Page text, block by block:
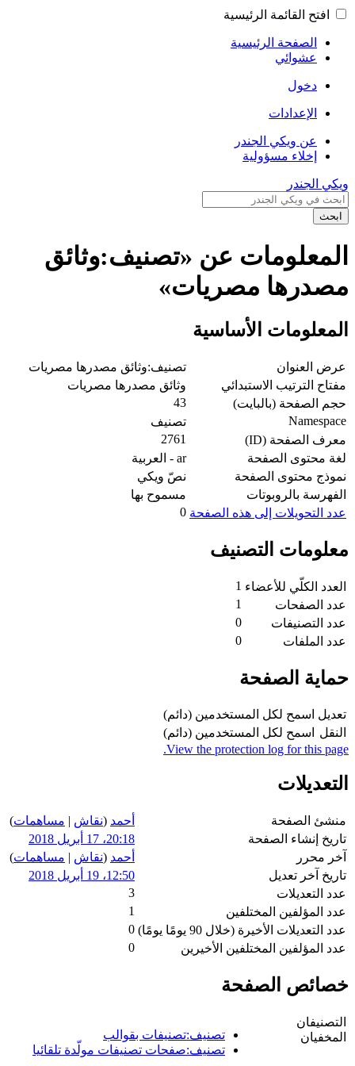
افتح القائمة الرئيسية
الصفحة الرئيسية
عشوائي
دخول
الإعدادات
عن ويكي الجندر
إخلاء مسؤولية
ويكي الجندر
ابحث
المعلومات عن «تصنيف:وثائق
مصدرها مصريات»
المعلومات الأساسية
عرض العنوان
تصنيف:وثائق مصدرها مصريات
مفتاح الترتيب الاستبدائي
وثائق مصدرها مصريات
حجم الصفحة (بالبايت)
43
Namespace
تصنيف
معرف الصفحة (ID)
2761
لغة محتوى الصفحة
ar - العربية
نموذج محتوى الصفحة
نصّ ويكي
الفهرسة بالروبوتات
مسموح بها
عدد التحويلات إلى هذه الصفحة 0
معلومات التصنيف
العدد الكلّي للأعضاء 1
عدد الصفحات
1
عدد التصنيفات
0
عدد الملفات
0
حماية الصفحة
تعديل اسمح لكل المستخدمين (دائم)
النقل
اسمح لكل المستخدمين (دائم)
View the protection log for this page.
التعديلات
منشئ الصفحة أحمد (نقاش | مساهمات)
تاريخ إنشاء الصفحة
20:18، 17 أبريل 2018
آخر محرر
أحمد (نقاش | مساهمات)
تاريخ آخر تعديل
12:50، 19 أبريل 2018
عدد التعديلات
3
عدد المؤلفين المختلفين
1
عدد التعديلات الأخيرة (خلال 90 يومًا يومًا)
0
عدد المؤلفين المختلفين الأخيرين
0
خصائص الصفحة
التصنيفان
المخفيان
تصنيف:تصنيفات بقوالب
تصنيف:صفحات تصنيفات مولّدة تلقائيا